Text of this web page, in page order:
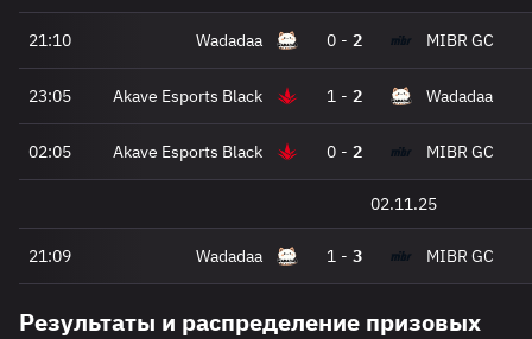
21:10 Wadadaa 0 - 2 MIBR GC
23:05 Akave Esports Black 1 - 2 Wadadaa
02:05 Akave Esports Black 0 - 2 MIBR GC
02.11.25
21:09 Wadadaa 1 - 3 MIBR GC
Результаты и распределение призовых